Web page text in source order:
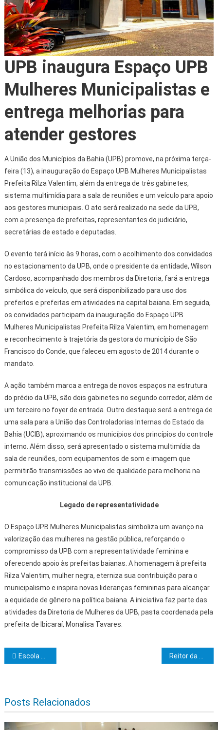
UPB inaugura Espaço UPB
Mulheres Municipalistas e
entrega melhorias para
atender gestores
A União dos Municípios da Bahia (UPB) promove, na próxima terça-
feira (13), a inauguração do Espaço UPB Mulheres Municipalistas
Prefeita Rilza Valentim, além da entrega de três gabinetes,
sistema multimídia para a sala de reuniões e um veículo para apoio
aos gestores municipais. O ato será realizado na sede da UPB,
com a presença de prefeitas, representantes do judiciário,
secretárias de estado e deputadas.
O evento terá início às 9 horas, com o acolhimento dos convidados
no estacionamento da UPB, onde o presidente da entidade, Wilson
Cardoso, acompanhado dos membros da Diretoria, fará a entrega
simbólica do veículo, que será disponibilizado para uso dos
prefeitos e prefeitas em atividades na capital baiana. Em seguida,
os convidados participam da inauguração do Espaço UPB
Mulheres Municipalistas Prefeita Rilza Valentim, em homenagem
e reconhecimento à trajetória da gestora do município de São
Francisco do Conde, que faleceu em agosto de 2014 durante o
mandato.
A ação também marca a entrega de novos espaços na estrutura
do prédio da UPB, são dois gabinetes no segundo corredor, além de
um terceiro no foyer de entrada. Outro destaque será a entrega de
uma sala para a União das Controladorias Internas do Estado da
Bahia (UCIB), aproximando os municípios dos princípios do controle
interno. Além disso, será apresentado o sistema multimídia da
sala de reuniões, com equipamentos de som e imagem que
permitirão transmissões ao vivo de qualidade para melhoria na
comunicação institucional da UPB.
Legado de representatividade
O Espaço UPB Mulheres Municipalistas simboliza um avanço na
valorização das mulheres na gestão pública, reforçando o
compromisso da UPB com a representatividade feminina e
oferecendo apoio às prefeitas baianas. A homenagem à prefeita
Rilza Valentim, mulher negra, eterniza sua contribuição para o
municipalismo e inspira novas lideranças femininas para alcançar
a equidade de gênero na política baiana. A iniciativa faz parte das
atividades da Diretoria de Mulheres da UPB, pasta coordenada pela
prefeita de Ibicaraí, Monalisa Tavares.
Navegação de Post
Escola do Legislativo exalta ética e cidadania em Itabuna
Posts Relacionados